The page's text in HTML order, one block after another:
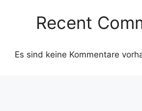
Recent
Es sind keine Kommentare